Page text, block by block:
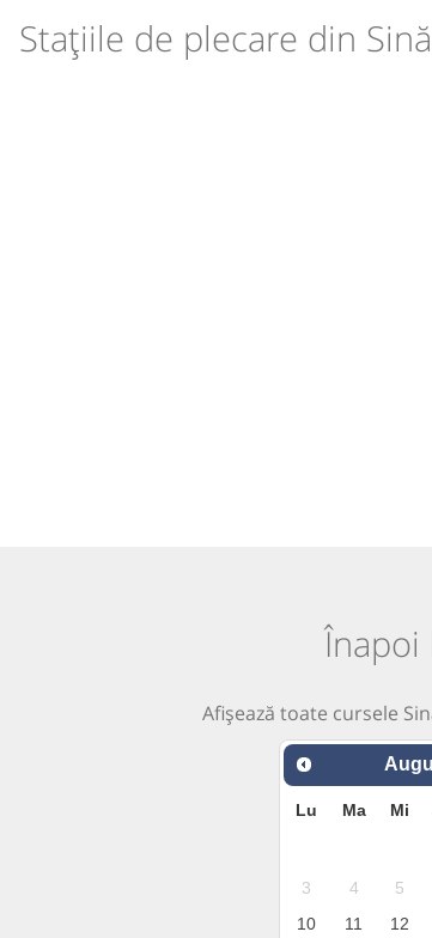
Stațiile de plecare din
Înapoi
Afișează toate cursele
Lu Ma Mi
3
4 5
10
11 12